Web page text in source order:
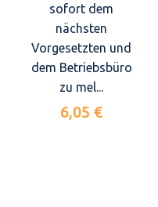
sofort dem
nächsten
Vorgesetzten und
dem Betriebsbüro
zu mel...
6,05 €